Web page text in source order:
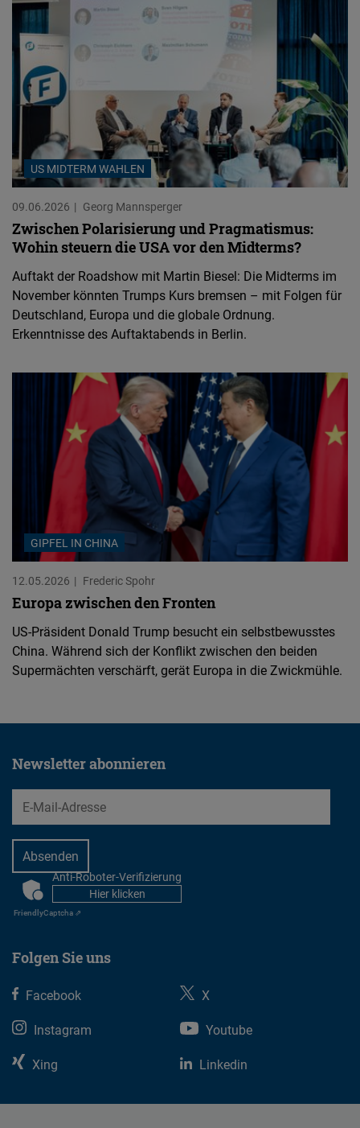
US MIDTERM WAHLEN
09.06.2026 Georg Mannsperger
Zwischen Polarisierung und Pragmatismus:
Wohin steuern die USA vor den Midterms?
Auftakt der Roadshow mit Martin Biesel: Die Midterms im
November könnten Trumps Kurs bremsen – mit Folgen für
Deutschland, Europa und die globale Ordnung.
Erkenntnisse des Auftaktabends in Berlin.
GIPFEL IN CHINA
12.05.2026 Frederic Spohr
Europa zwischen den Fronten
US-Präsident Donald Trump besucht ein selbstbewusstes
China. Während sich der Konflikt zwischen den beiden
Supermächten verschärft, gerät Europa in die Zwickmühle.
Newsletter abonnieren
EMail
CAPTCHAAnti-Roboter-Verifizierung
Hier klicken
FriendlyCaptcha ⇗
Folgen Sie uns
Facebook
X
Instagram
Youtube
Xing
Linkedin